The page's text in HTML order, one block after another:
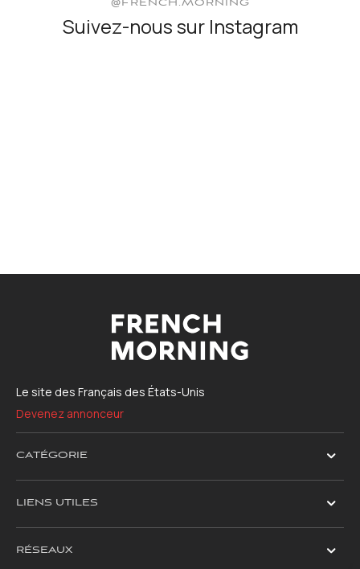
@FRENCH.MORNING
Suivez-nous sur Instagram
Le site des Français des États-Unis
Devenez annonceur
CATÉGORIE
LIENS UTILES
RÉSEAUX